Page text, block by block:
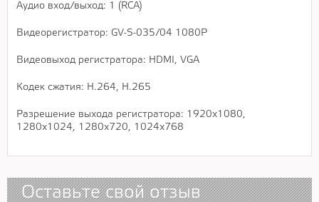
Аудио вход/выход: 1 (RCA)
Видеорегистратор: GV-S-035/04 1080P
Видеовыход регистратора: HDMI, VGA
Кодек сжатия: H.264, H.265
Разрешение выхода регистратора: 1920х1080,
1280х1024, 1280х720, 1024х768
Оставьте свой отзыв